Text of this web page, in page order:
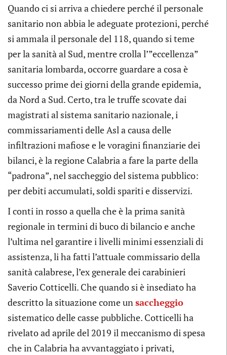
Quando ci si arriva a chiedere perché il personale
sanitario non abbia le adeguate protezioni, perché
si ammala il personale del 118, quando si teme
per la sanità al Sud, mentre crolla l’”eccellenza”
sanitaria lombarda, occorre guardare a cosa è
successo prime dei giorni della grande epidemia,
da Nord a Sud. Certo, tra le truffe scovate dai
magistrati al sistema sanitario nazionale, i
commissariamenti delle Asl a causa delle
infiltrazioni mafiose e le voragini finanziarie dei
bilanci, è la regione Calabria a fare la parte della
“padrona”, nel saccheggio del sistema pubblico:
per debiti accumulati, soldi spariti e disservizi.
I conti in rosso a quella che è la prima sanità
regionale in termini di buco di bilancio e anche
l’ultima nel garantire i livelli minimi essenziali di
assistenza, li ha fatti l’attuale commissario della
sanità calabrese, l’ex generale dei carabinieri
Saverio Cotticelli. Che quando si è insediato ha
descritto la situazione come unsaccheggio
sistematico delle casse pubbliche. Cotticelli ha
rivelato ad aprile del 2019 il meccanismo di spesa
che in Calabria ha avvantaggiato i privati,